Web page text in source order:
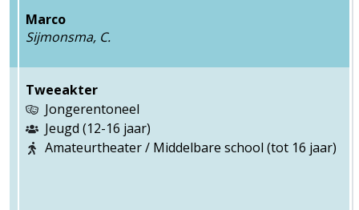
Marco
Sijmonsma, C.
Tweeakter
Jongerentoneel
Jeugd (12-16 jaar)
Amateurtheater / Middelbare school (tot 16 jaar)